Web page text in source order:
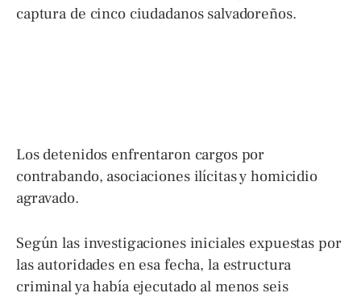
captura de cinco ciudadanos salvadoreños.
Los detenidos enfrentaron cargos por
contrabando, asociaciones ilícitas y homicidio
agravado.
Según las investigaciones iniciales expuestas por
las autoridades en esa fecha, la estructura
criminal ya había ejecutado al menos seis